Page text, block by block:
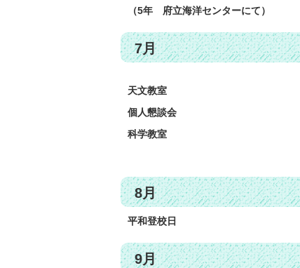
（5年 府立海洋センターにて）
7月
天文教室
個人懇談会
科学教室
8月
平和登校日
9月